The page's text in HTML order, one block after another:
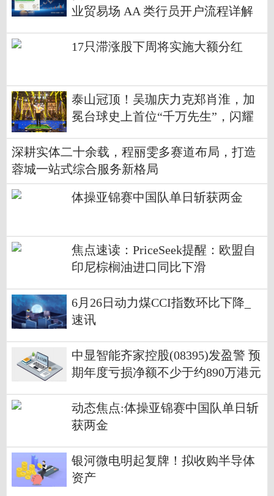
业贸易场 AA 类行员开户流程详解
17只滞涨股下周将实施大额分红
泰山冠顶！吴珈庆力克郑肖淮，加
冕台球史上首位“千万先生”，闪耀
深耕实体二十余载，程丽雯多赛道布局，打造
蓉城一站式综合服务新格局
体操亚锦赛中国队单日斩获两金
焦点速读：PriceSeek提醒：欧盟自
印尼棕榈油进口同比下滑
6月26日动力煤CCI指数环比下降_
速讯
中显智能齐家控股(08395)发盈警 预
期年度亏损净额不少于约890万港元
动态焦点:体操亚锦赛中国队单日斩
获两金
银河微电明起复牌！拟收购半导体
资产